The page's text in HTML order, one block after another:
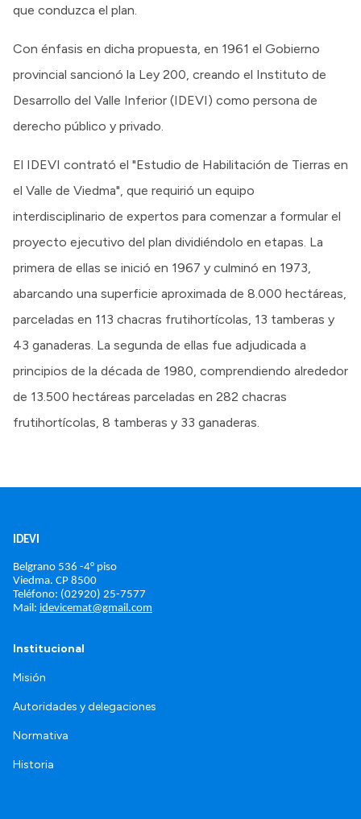
que conduzca el plan.
Con énfasis en dicha propuesta, en 1961 el Gobierno
provincial sancionó la Ley 200, creando el Instituto de
Desarrollo del Valle Inferior (IDEVI) como persona de
derecho público y privado.
El IDEVI contrató el "Estudio de Habilitación de Tierras en
el Valle de Viedma", que requirió un equipo
interdisciplinario de expertos para comenzar a formular el
proyecto ejecutivo del plan dividiéndolo en etapas. La
primera de ellas se inició en 1967 y culminó en 1973,
abarcando una superficie aproximada de 8.000 hectáreas,
parceladas en 113 chacras frutihortícolas, 13 tamberas y
43 ganaderas. La segunda de ellas fue adjudicada a
principios de la década de 1980, comprendiendo alrededor
de 13.500 hectáreas parceladas en 282 chacras
frutihortícolas, 8 tamberas y 33 ganaderas.
IDEVI
Belgrano 536 -4° piso
Viedma. CP 8500
Teléfono: (02920) 25-7577
Mail: idevicemat@gmail.com
Institucional
Misión
Autoridades y delegaciones
Normativa
Historia